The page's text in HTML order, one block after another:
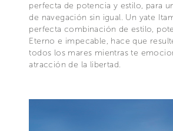
perfecta de potencia y estilo, para
de navegación sin igual. Un yate
perfecta combinación de estilo,
Eterno e impecable, hace que
todos los mares mientras te
atracción de la libertad.